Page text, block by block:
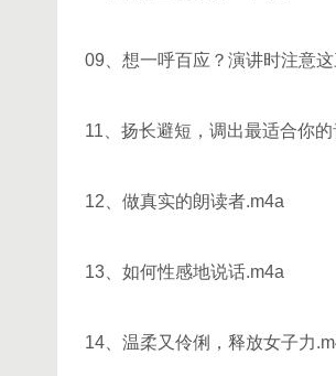
09、想一呼百应？演讲时注意
11、扬长避短，调出最适合你
12、做真实的朗读者.m4a
13、如何性感地说话.m4a
14、温柔又伶俐，释放女子力